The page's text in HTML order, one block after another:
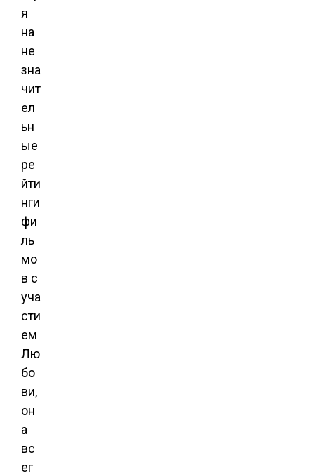
я
на
не
зна
чит
ел
ьн
ые
ре
йти
нги
фи
ль
мо
в с
уча
сти
ем
Лю
бо
ви,
он
а
вс
ег